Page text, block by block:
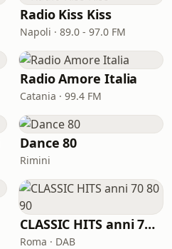
Radio Kiss Kiss
Napoli · 89.0 - 97.0 FM
Radio Amore Italia
Catania · 99.4 FM
Dance 80
Rimini
CLASSIC HITS anni 70 80 90
Roma · DAB